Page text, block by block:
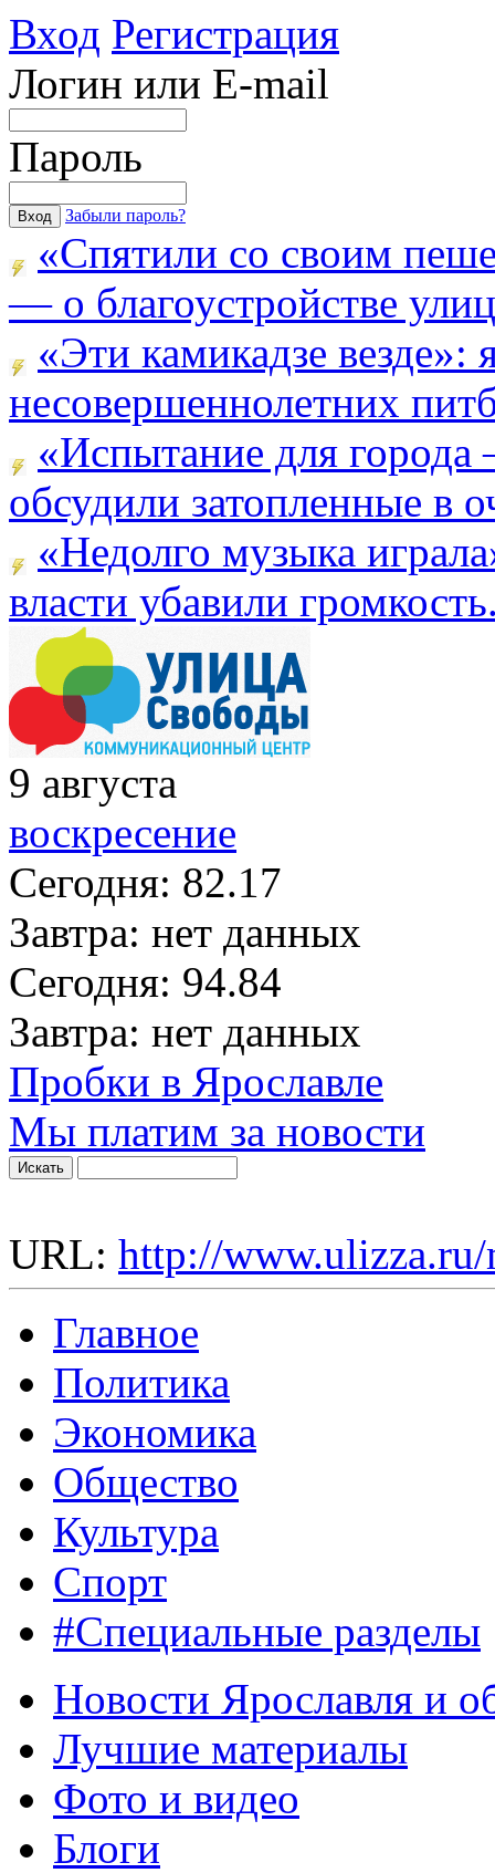
Вход Регистрация
Логин или E-mail
Пароль
Забыли пароль?
«Спятили со своим
— о благоустройстве
«Эти камикадзе везде»:
несовершеннолетних
«Испытание для
обсудили затопленные в
«Недолго музыка
власти убавили
9 августа
воскресение
Сегодня: 82.17
Завтра: нет данных
Сегодня: 94.84
Завтра: нет данных
Пробки в Ярославле
Мы платим за новости
URL: http://
Главное
Политика
Экономика
Общество
Культура
Спорт
#Специальные разделы
Новости Ярославля и
Лучшие материалы
Фото и видео
Блоги